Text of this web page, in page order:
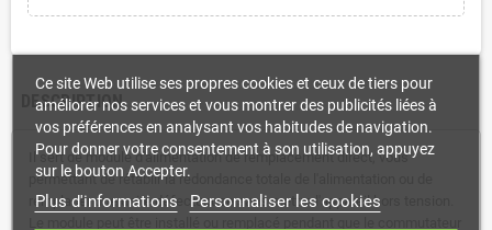
DESCRIPTION
Il sert de module d'alimentation de remplacement direct, vous
permettant de rétablir la redondance totale de l'alimentation ou de
remplacer une unité défectueuse sans mettre l'appareil hors tension.
Ce site Web utilise ses propres cookies et ceux de tiers pour
améliorer nos services et vous montrer des publicités liées à
vos préférences en analysant vos habitudes de navigation.
Pour donner votre consentement à son utilisation, appuyez
sur le bouton Accepter.
Plus d'informations Personnaliser les cookies